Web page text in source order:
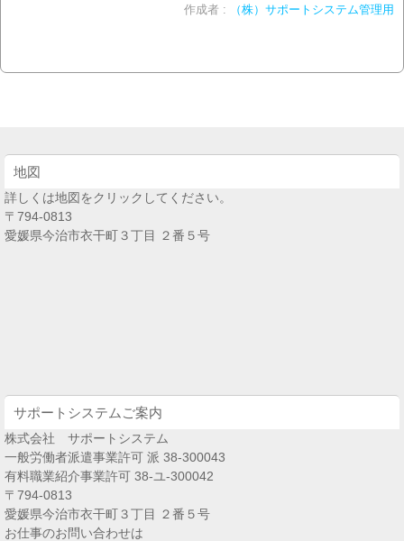
作成者 : （株）サポートシステム管理用
地図
詳しくは地図をクリックしてください。
〒794-0813
愛媛県今治市衣干町３丁目 ２番５号
サポートシステムご案内
株式会社 サポートシステム
一般労働者派遣事業許可 派 38-300043
有料職業紹介事業許可 38-ユ-300042
〒794-0813
愛媛県今治市衣干町３丁目 ２番５号
お仕事のお問い合わせは